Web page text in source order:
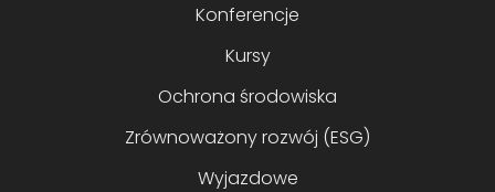
Konferencje
Kursy
Ochrona środowiska
Zrównoważony rozwój (ESG)
Wyjazdowe